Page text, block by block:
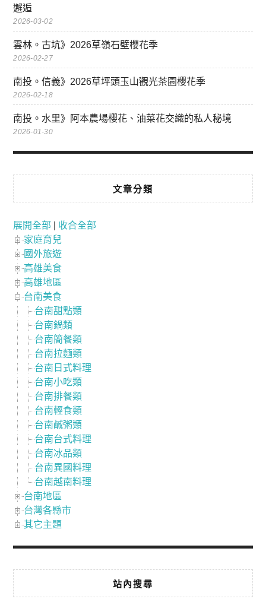
邂逅
2026-03-02
雲林。古坑》2026草嶺石壁櫻花季
2026-02-27
南投。信義》2026草坪頭玉山觀光茶園櫻花季
2026-02-18
南投。水里》阿本農場櫻花、油菜花交織的私人秘境
2026-01-30
文章分類
展開全部
收合全部
家庭育兒
國外旅遊
高雄美食
高雄地區
台南美食
台南甜點類
台南鍋類
台南簡餐類
台南拉麵類
台南日式料理
台南小吃類
台南排餐類
台南輕食類
台南鹹粥類
台南台式料理
台南冰品類
台南異國料理
台南越南料理
台南地區
台灣各縣市
其它主題
站內搜尋